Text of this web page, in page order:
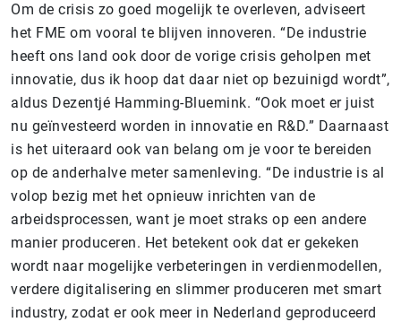
Om de crisis zo goed mogelijk te overleven, adviseert
het FME om vooral te blijven innoveren. “De industrie
heeft ons land ook door de vorige crisis geholpen met
innovatie, dus ik hoop dat daar niet op bezuinigd wordt”,
aldus Dezentjé Hamming-Bluemink. “Ook moet er juist
nu geïnvesteerd worden in innovatie en R&D.” Daarnaast
is het uiteraard ook van belang om je voor te bereiden
op de anderhalve meter samenleving. “De industrie is al
volop bezig met het opnieuw inrichten van de
arbeidsprocessen, want je moet straks op een andere
manier produceren. Het betekent ook dat er gekeken
wordt naar mogelijke verbeteringen in verdienmodellen,
verdere digitalisering en slimmer produceren met smart
industry, zodat er ook meer in Nederland geproduceerd